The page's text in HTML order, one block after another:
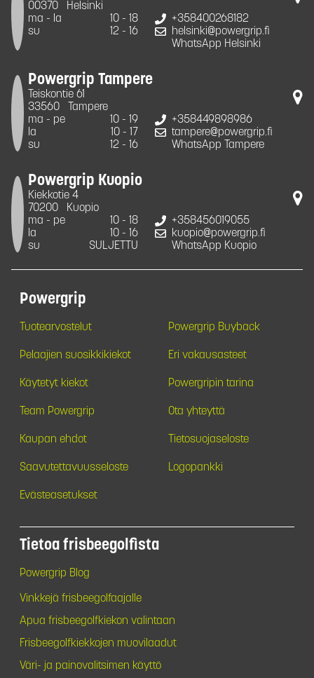
00370
Helsinki
ma - la
10 - 18
su
12 - 16
+358400268182
helsinki@powergrip.fi
WhatsApp Helsinki
Powergrip Tampere
Teiskontie 61
33560
Tampere
ma - pe
10 - 19
la
10 - 17
su
12 - 16
+358449898986
tampere@powergrip.fi
WhatsApp Tampere
Powergrip Kuopio
Kiekkotie 4
70200
Kuopio
ma - pe
10 - 18
la
10 - 16
su
SULJETTU
+358456019055
kuopio@powergrip.fi
WhatsApp Kuopio
Powergrip
Tuotearvostelut Powergrip Buyback
Pelaajien suosikkikiekot Eri vakausasteet
Käytetyt kiekot Powergripin tarina
Team Powergrip Ota yhteyttä
Kaupan ehdot Tietosuojaseloste
Saavutettavuusseloste Logopankki
Evästeasetukset
Tietoa frisbeegolfista
Powergrip Blog
Vinkkejä frisbeegolfaajalle
Apua frisbeegolfkiekon valintaan
Frisbeegolfkiekkojen muovilaadut
Väri- ja painovalitsimen käyttö